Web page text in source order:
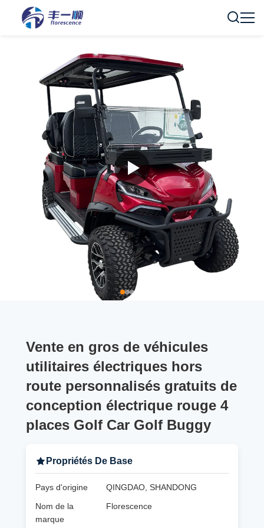
Vente en gros de véhicules
utilitaires électriques hors
route personnalisés gratuits de
conception électrique rouge 4
places Golf Car Golf Buggy
Propriétés De Base
Pays d'origine
QINGDAO, SHANDONG
Nom de la
marque
Florescence